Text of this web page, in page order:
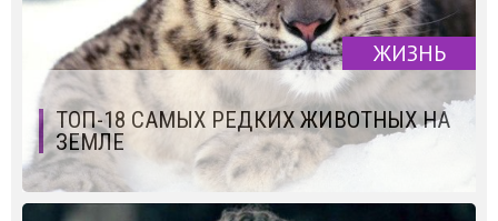
ЖИЗНЬ
ТОП-18 САМЫХ РЕДКИХ ЖИВОТНЫХ НА
ЗЕМЛЕ